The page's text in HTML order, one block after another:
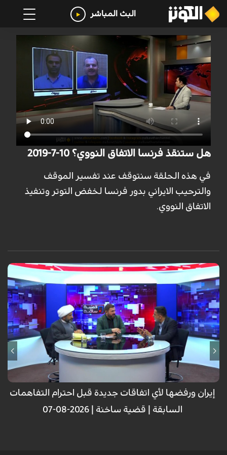
البث المباشر
هل ستنقذ فرنسا الاتفاق النووي؟ 10-7-2019
في هذه الحلقة سنتوقف عند تفسير الموقف
والترحيب الايراني بدور فرنسا لخفض التوتر وتنفيذ
الاتفاق النووي.
إيران ورفضها لأي اتفاقات جديدة قبل احترام التفاهمات
السابقة | قضية ساخنة | 2026-08-07